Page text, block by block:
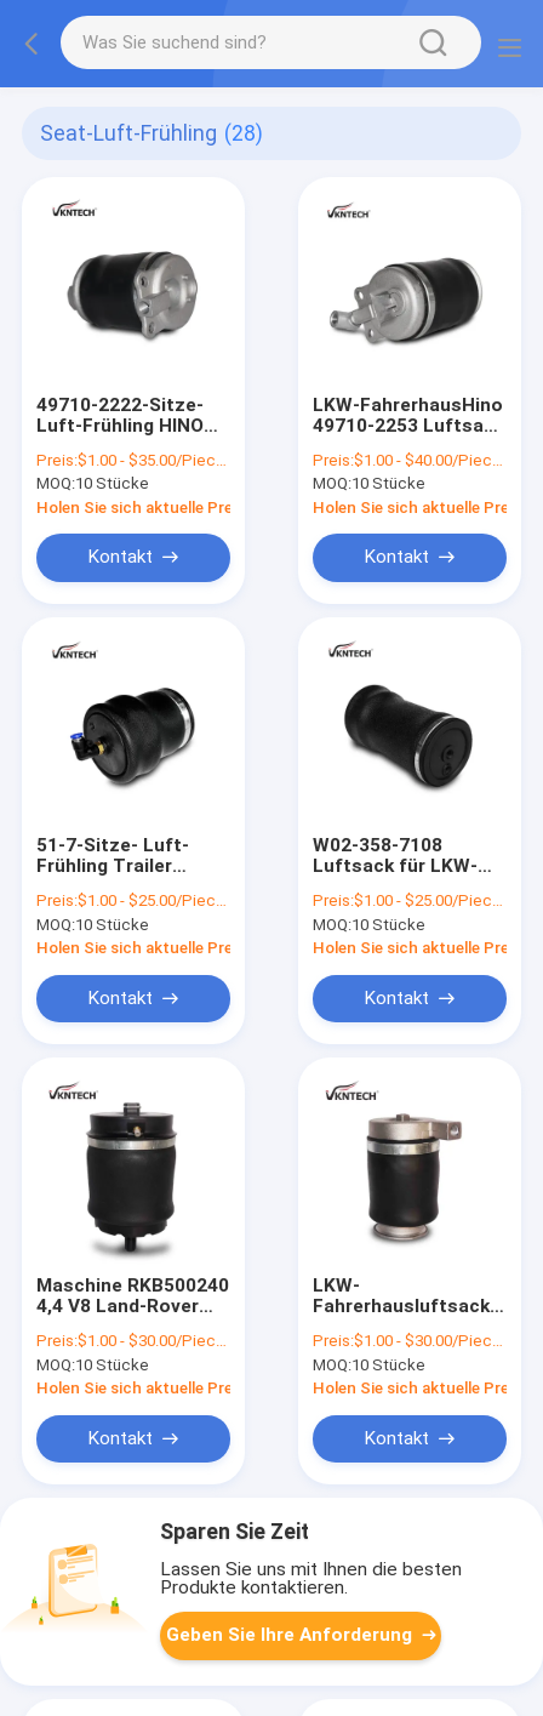
Seat-Luft-Frühling (28)
49710-2222-Sitze-
Luft-Frühling HINO
Preis:$1.00 - $35.00/Pieces
MOQ:10 Stücke
Holen Sie sich aktuelle Preis
Kontakt
LKW-FahrerhausHino
49710-2253 Luftsack
Preis:$1.00 - $40.00/Pieces
MOQ:10 Stücke
Holen Sie sich aktuelle Preis
Kontakt
51-7-Sitze- Luft-
Frühling Trailer
Preis:$1.00 - $25.00/Pieces
MOQ:10 Stücke
Holen Sie sich aktuelle Preis
Kontakt
W02-358-7108
Luftsack für LKW-
Goodyear 1S5-057
Preis:$1.00 - $25.00/Pieces
MOQ:10 Stücke
Holen Sie sich aktuelle Preis
Kontakt
Maschine RKB500240
4,4 V8 Land-Rover
RKB 500082
Preis:$1.00 - $30.00/Pieces
MOQ:10 Stücke
Holen Sie sich aktuelle Preis
Kontakt
LKW-
Fahrerhausluftsack
00Z13 95246-00Z12
Nissan GE13
Preis:$1.00 - $30.00/Pieces
MOQ:10 Stücke
Holen Sie sich aktuelle Preis
Kontakt
Sparen Sie Zeit
Lassen Sie uns mit Ihnen die besten
Produkte kontaktieren.
Geben Sie Ihre Anforderung